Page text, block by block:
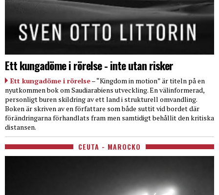
Ett kungadöme i rörelse - inte utan risker
Ett kungadöme i rörelse– “Kingdom in motion” är titeln på en
nyutkommen bok om Saudiarabiens utveckling. En välinformerad,
personligt buren skildring av ett land i strukturell omvandling.
Boken är skriven av en författare som både suttit vid bordet där
förändringarna förhandlats fram men samtidigt behållit den kritiska
distansen.
CEUTA - MAROCKO